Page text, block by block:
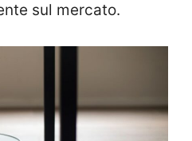
sul mercato.